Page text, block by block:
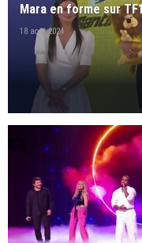
Mara en forme sur
18 août 2024